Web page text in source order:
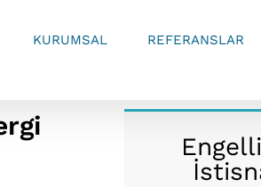
KURUMSAL REFERANSLAR